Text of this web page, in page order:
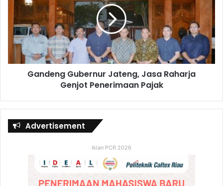
Gandeng Gubernur Jateng, Jasa Raharja
Genjot Penerimaan Pajak​
Advertisement
Iklan PCR 2026